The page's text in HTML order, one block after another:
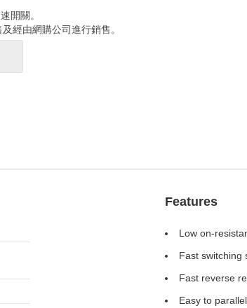
開關。
經由網購公司進行銷售。
Features
Low on-
Fast switching
Fast reverse
Easy to parallel